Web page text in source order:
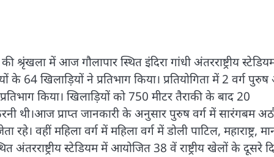
में आज गौलापार स्थित इंदिरा गांधी अंतरराष्ट्रीय
के 64 खिलाड़ियों ने प्रतिभाग किया। प्रतियोगिता में 2 वर्ग
किया। खिलाड़ियों को 750 मीटर तैराकी के बाद 20
थी।आज प्राप्त जानकारी के अनुसार पुरुष वर्ग में सारंगबम
वहीं महिला वर्ग में महिला वर्ग में डोली पाटिल, महाराष्ट्र,
अंतरराष्ट्रीय स्टेडियम में आयोजित 38 वें राष्ट्रीय खेलों के दूसरे